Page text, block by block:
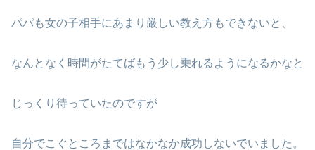
パパも女の子相手にあまり厳しい教え方もできないと、
なんとなく時間がたてばもう少し乗れるようになるかなと
じっくり待っていたのですが
自分でこぐところまではなかなか成功しないでいました。